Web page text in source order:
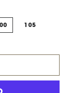
105